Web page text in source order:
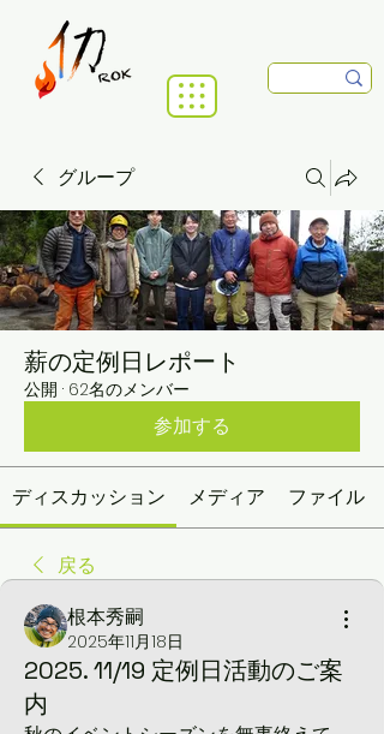
グループ
薪の定例日レポート
公開 · 62名のメンバー
参加する
ディスカッション メディア ファイル
戻る
根本秀嗣
2025年11月18日
2025. 11/19 定例日活動のご案
内